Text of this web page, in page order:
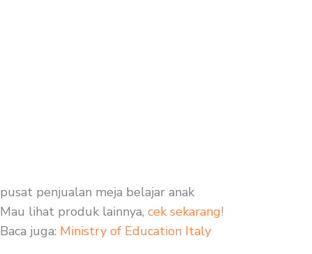
pusat penjualan meja belajar anak
Mau lihat produk lainnya, cek sekarang!
Baca juga: Ministry of Education Italy